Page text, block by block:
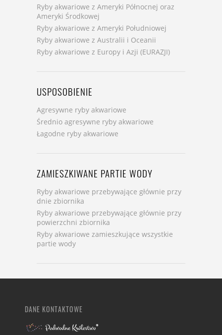
Ryby akwariowe z Ameryki Północnej oraz
Ameryki Środkowej
Ryby akwariowe z Ameryki Południowej
Ryby akwariowe z Australii i Oceanii
Ryby akwariowe z Europy i Azji (EURAZJI)
USPOSOBIENIE
Agresywne ryby akwariowe
Średnio agresywne ryby akwariowe
Łagodne ryby akwariowe
ZAMIESZKIWANE PARTIE WODY
Ryby akwariowe przebywające głównie przy
dnie zbiornika
Ryby akwariowe przebywające głównie przy
powierzchni zbiornika
Ryby akwariowe zamieszkujące wszystkie
partie wody
DANE KONTAKTOWE